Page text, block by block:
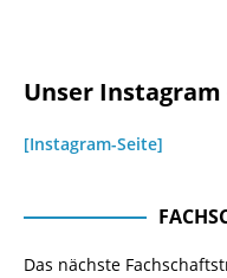
Unser Instagram
[Instagram-Seite]
Das nächste